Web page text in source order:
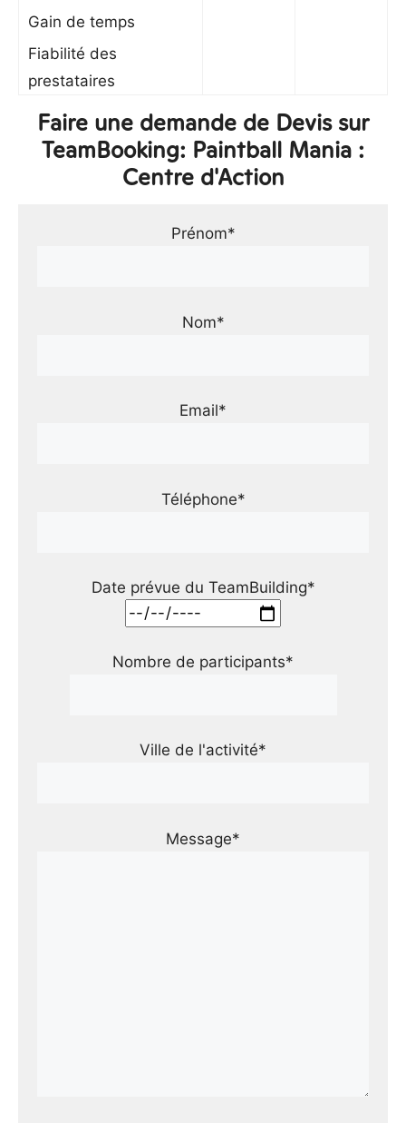
Gain de temps
Fiabilité des
prestataires
Faire une demande de Devis sur
TeamBooking: Paintball Mania :
Centre d'Action
Prénom*
Nom*
Email*
Téléphone*
Date prévue du TeamBuilding*
Nombre de participants*
Ville de l'activité*
Message*